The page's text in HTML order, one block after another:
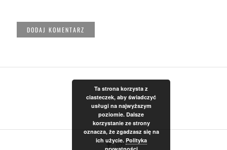
Ta strona korzysta z
ciasteczek, aby świadczyć
usługi na najwyższym
poziomie. Dalsze
korzystanie ze strony
oznacza, że zgadzasz się na
ich użycie. Polityka